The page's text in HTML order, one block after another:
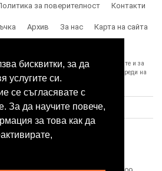
бисквитки, за да
услугите си.
се съгласявате с
За да научите повече,
за това как да
за поверителност Контакти
Архив За нас Карта на сайта
отговорност за използването на продуктите и за
за злоумишлени и незаконни действия, вреди на
трети лица и др.